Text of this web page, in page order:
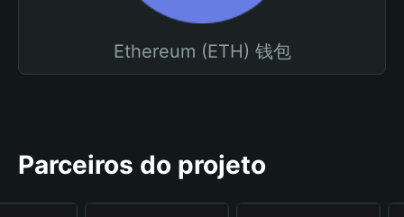
Ethereum (ETH) 钱包
Parceiros do projeto